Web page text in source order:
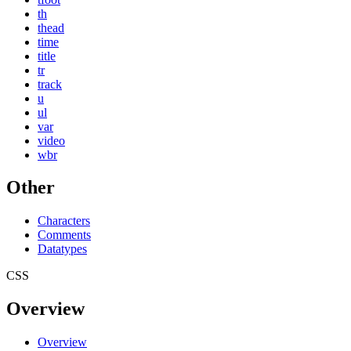
th
thead
time
title
tr
track
u
ul
var
video
wbr
Other
Characters
Comments
Datatypes
CSS
Overview
Overview